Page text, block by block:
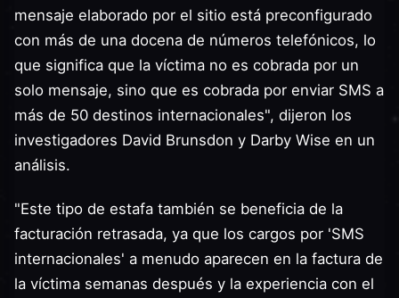
mensaje elaborado por el sitio está preconfigurado
con más de una docena de números telefónicos, lo
que significa que la víctima no es cobrada por un
solo mensaje, sino que es cobrada por enviar SMS a
más de 50 destinos internacionales", dijeron los
investigadores David Brunsdon y Darby Wise en un
análisis.
"Este tipo de estafa también se beneficia de la
facturación retrasada, ya que los cargos por 'SMS
internacionales' a menudo aparecen en la factura de
la víctima semanas después y la experiencia con el